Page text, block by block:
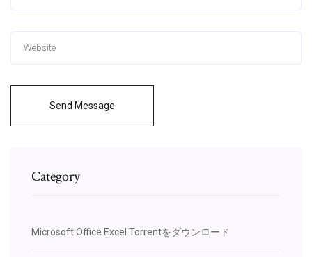
Send Message
Category
Microsoft Office Excel Torrentをダウンロード